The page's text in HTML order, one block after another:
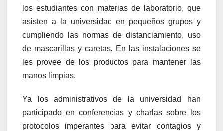
los estudiantes con materias de laboratorio, que
asisten a la universidad en pequeños grupos y
cumpliendo las normas de distanciamiento, uso
de mascarillas y caretas. En las instalaciones se
les provee de los productos para mantener las
manos limpias.
Ya los administrativos de la universidad han
participado en conferencias y charlas sobre los
protocolos imperantes para evitar contagios y